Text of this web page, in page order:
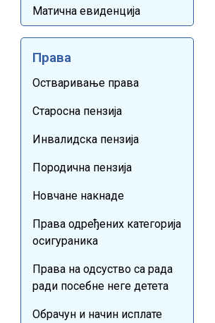
Матична евиденција
Права
Остваривање права
Старосна пензија
Инвалидска пензија
Породична пензија
Новчане накнаде
Права одређених категорија
осигураника
Права на одсуство са рада
ради посебне неге детета
Обрачун и начин исплате